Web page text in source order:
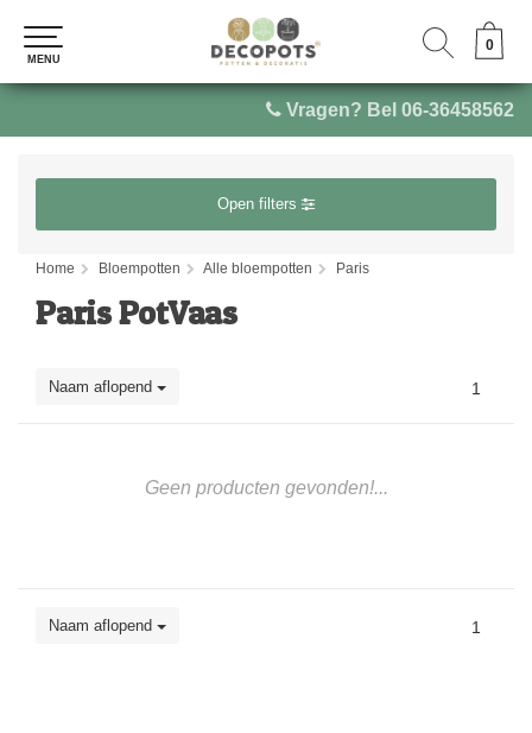
Vragen? Bel 06-36458562
0
MENU
0
MENU
Open filters
Home Bloempotten Alle bloempotten Paris
Paris PotVaas
Naam aflopend 1
Geen producten gevonden!...
Naam aflopend 1